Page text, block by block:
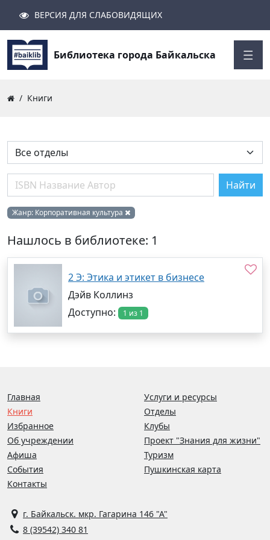
Найти
Жанр: Корпоративная культура
Нашлось в библиотеке: 1
2 Э: Этика и этикет в бизнесе
Дэйв Коллинз
Доступно:
1 из 1
Поиск
Найти
ВЕРСИЯ ДЛЯ СЛАБОВИДЯЩИХ
Библиотека города Байкальска
Книги
г. Байкальск. мкр. Гагарина 146 "А"
8 (39542) 340 81
Главная
Книги
Избранное
Об учреждении
Афиша
События
Контакты
Услуги и ресурсы
Отделы
Клубы
Проект "Знания для жизни"
Туризм
Пушкинская карта